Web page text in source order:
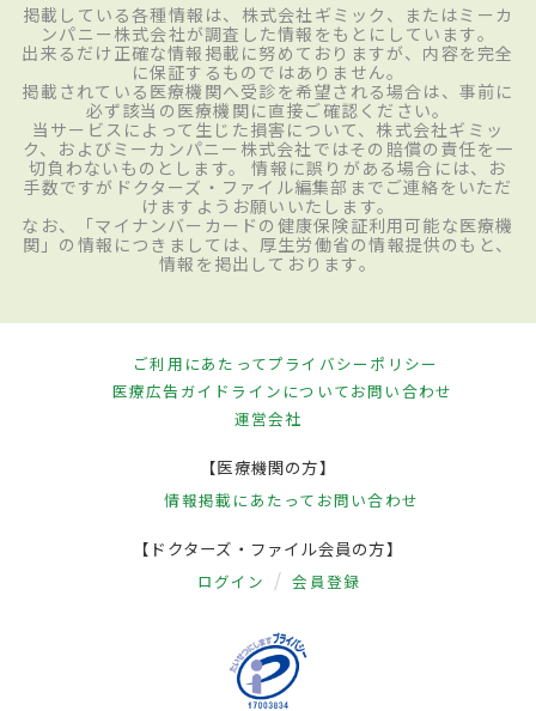
掲載している各種情報は、株式会社ギミック、またはミーカ
ンパニー株式会社が調査した情報をもとにしています。
出来るだけ正確な情報掲載に努めておりますが、内容を完全
に保証するものではありません。
掲載されている医療機関へ受診を希望される場合は、事前に
必ず該当の医療機関に直接ご確認ください。
当サービスによって生じた損害について、株式会社ギミッ
ク、およびミーカンパニー株式会社ではその賠償の責任を一
切負わないものとします。 情報に誤りがある場合には、お
手数ですがドクターズ・ファイル編集部までご連絡をいただ
けますようお願いいたします。
なお、「マイナンバーカードの健康保険証利用可能な医療機
関」の情報につきましては、厚生労働省の情報提供のもと、
情報を掲出しております。
ご利用にあたってプライバシーポリシー
医療広告ガイドラインについてお問い合わせ
運営会社
【医療機関の方】
情報掲載にあたって お問い合わせ
【ドクターズ・ファイル会員の方】
ログイン 会員登録